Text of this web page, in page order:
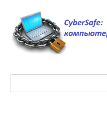
контенту